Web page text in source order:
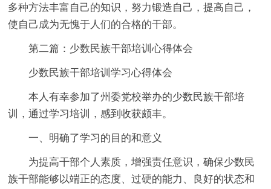
多种方法丰富自己的知识，努力锻造自己，提高自己，
使自己成为无愧于人们的合格的干部。
第二篇：少数民族干部培训心得体会
少数民族干部培训学习心得体会
本人有幸参加了州委党校举办的少数民族干部培
训，通过学习培训，感到收获颇丰。
一、明确了学习的目的和意义
为提高干部个人素质，增强责任意识，确保少数民
族干部能够以端正的态度、过硬的能力、良好的状态和